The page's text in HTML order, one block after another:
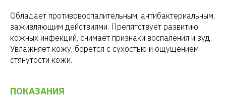
Обладает противовоспалительным, антибактериальным,
заживляющим действиями. Препятствует развитию
кожных инфекций, снимает признаки воспаления и зуд.
Увлажняет кожу, борется с сухостью и ощущением
стянутости кожи.
ПОКАЗАНИЯ